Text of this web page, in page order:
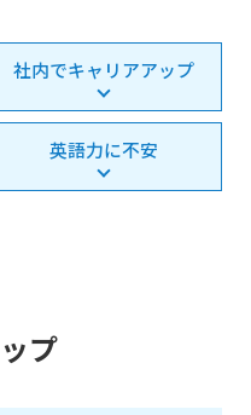
社内でキャリアアップ
英語力に不安
プ